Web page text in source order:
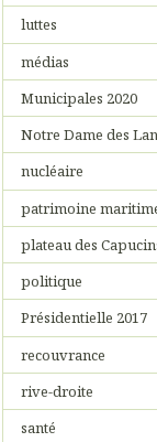
luttes
médias
Municipales 2020
Notre Dame des
nucléaire
patrimoine
plateau des
politique
Présidentielle 2017
recouvrance
rive-droite
santé